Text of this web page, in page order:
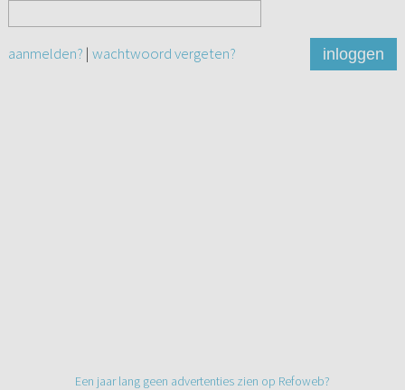
aanmelden? | wachtwoord vergeten? inloggen
Een jaar lang geen advertenties zien op Refoweb?